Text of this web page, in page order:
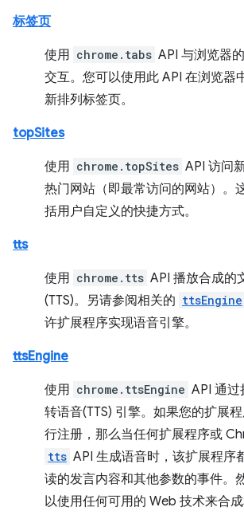
标签页
使用 chrome.tabs API 与浏览器
交互。您可以使用此 API 在浏览器
新排列标签页。
topSites
使用 chrome.topSites API 访问
热门网站（即最常访问的网站）。
括用户自定义的快捷方式。
tts
使用 chrome.tts API 播放合成的
(TTS)。另请参阅相关的 ttsEngine
许扩展程序实现语音引擎。
ttsEngine
使用 chrome.ttsEngine API 通
转语音(TTS) 引擎。如果您的扩展
行注册，那么当任何扩展程序或
tts API 生成语音时，该扩展程序
读的发言内容和其他参数的事件。
以使用任何可用的 Web 技术来合